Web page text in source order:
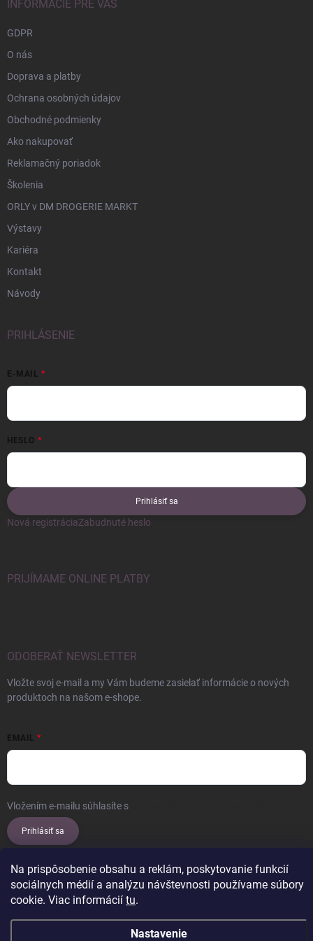
Na prispôsobenie obsahu a reklám, poskytovanie funkcií
sociálnych médií a analýzu návštevnosti používame súbory
cookie. Viac informácií tu.
Nastavenie
INFORMÁCIE PRE VÁS
GDPR
O nás
Doprava a platby
Ochrana osobných údajov
Obchodné podmienky
Ako nakupovať
Reklamačný poriadok
Školenia
ORLY v DM DROGERIE MARKT
Výstavy
Kariéra
Kontakt
Návody
PRIHLÁSENIE
E-MAIL
HESLO
Prihlásiť sa
Nová registráciaZabudnuté heslo
PRIJÍMAME ONLINE PLATBY
ODOBERAŤ NEWSLETTER
Vložte svoj e-mail a my Vám budeme zasielať informácie o nových
produktoch na našom e-shope.
EMAIL
Vložením e-mailu súhlasíte s
Prihlásiť sa
Vytvoril Shoptet
Copyright 2026ERROW. Všetky práva vyhradené.